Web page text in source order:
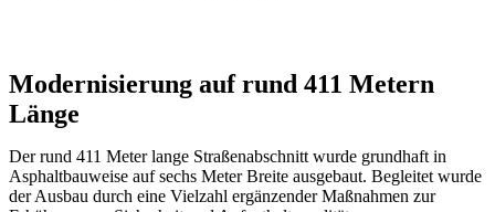
Modernisierung auf rund 411 Metern
Länge
Der rund 411 Meter lange Straßenabschnitt wurde grundhaft in
Asphaltbauweise auf sechs Meter Breite ausgebaut. Begleitet wurde
der Ausbau durch eine Vielzahl ergänzender Maßnahmen zur